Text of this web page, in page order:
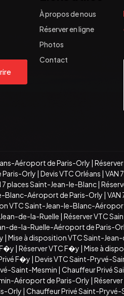
À propos de nous
Réserver en ligne
Photos
Contact
Aéroport de Paris-Orly |
Paris-Orly | Devis VTC Orléans | VAN
7 places Saint-Jean-le-Blanc|
Blanc-Aéroport de Paris-Orly |
VTC Saint-Jean-le-Blanc-
de-la-Ruelle | Réserver VTC
de-la-Ruelle-Aéroport de Paris-
| Mise à disposition VTC Saint-
F�y | Réserver VTC F�y | Mise à
F�y | Devis VTC Saint-Pryvé-
Saint-Mesmin | Chauffeur Privé
Aéroport de Paris-Orly |
Orly | Chauffeur Privé Saint-